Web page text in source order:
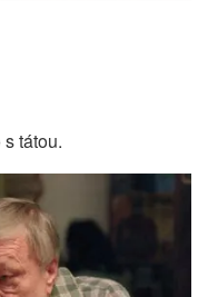
tátou.